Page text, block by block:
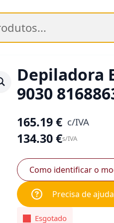
Depiladora
9030
165.19€ c/IVA
134.30€s/IVA
Como identificar o
Precisa de
Esgotado